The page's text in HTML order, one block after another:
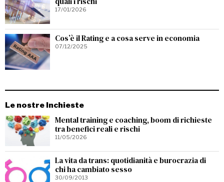
17/01/2026
Cos’è il Rating e a cosa serve in economia
07/12/2025
Le nostre Inchieste
Mental training e coaching, boom di richieste
tra benefici reali e rischi
11/05/2026
La vita da trans: quotidianità e burocrazia di
chi ha cambiato sesso
30/09/2013